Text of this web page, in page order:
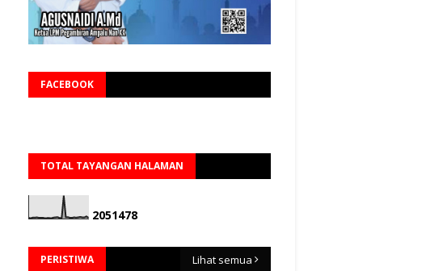
FACEBOOK
TOTAL TAYANGAN HALAMAN
2051478
PERISTIWA Lihat semua